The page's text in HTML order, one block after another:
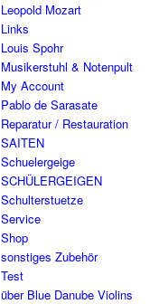
Leopold Mozart
Links
Louis Spohr
Musikerstuhl & Notenpult
My Account
Pablo de Sarasate
Reparatur / Restauration
SAITEN
Schuelergeige
SCHÜLERGEIGEN
Schulterstuetze
Service
Shop
sonstiges Zubehör
Test
über Blue Danube Violins